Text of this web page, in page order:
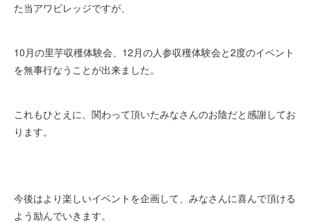
た当アワビレッジですが、
10月の里芋収穫体験会、12月の人参収穫体験会と2度のイベント
を無事行なうことが出来ました。
これもひとえに、関わって頂いたみなさんのお陰だと感謝してお
ります。
今後はより楽しいイベントを企画して、みなさんに喜んで頂ける
よう励んでいきます。